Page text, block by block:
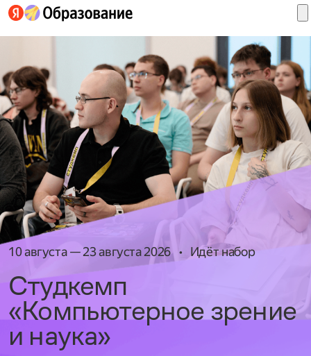
Войти
в
ID
10 августа — 23 августа 2026 • Идёт набор
Студкемп
«Компьютерное зрение
и наука»